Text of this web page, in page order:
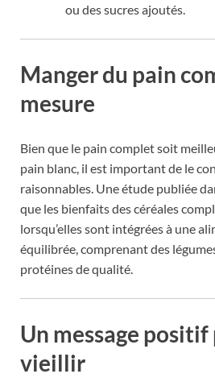
ou des sucres ajoutés.
Manger du pain
mesure
Bien que le pain complet soit
pain blanc, il est important de le
raisonnables. Une étude publiée
que les bienfaits des céréales
lorsqu’elles sont intégrées à une
équilibrée, comprenant des
protéines de qualité.
Un message
vieillir